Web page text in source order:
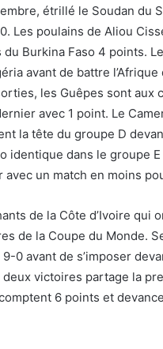
étrillé le Soudan du
Les poulains de Aliou
Burkina Faso 4 points.
avant de battre
les Guêpes sont aux
avec 1 point. Le
la tête du groupe D
identique dans le groupe
un match en moins
de la Côte d’Ivoire qui
de la Coupe du Monde.
0 avant de s’imposer
victoires partage la
6 points et